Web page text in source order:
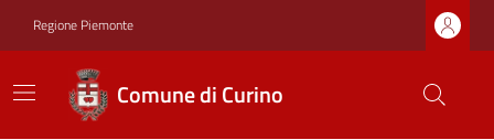
Regione Piemonte
Comune di Curino